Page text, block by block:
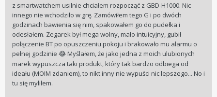
z smartwatchem usilnie chciałem rozpocząć z GBD-H1000. Nic
innego nie wchodziło w grę. Zamówiłem tego G i po dwóch
godzinach bawienia się nim, spakowałem go do pudełka i
odesłałem. Zegarek był mega wolny, mało intuicyjny, gubił
połączenie BT po opuszczeniu pokoju i brakowało mu alarmu o
pełnej godzinie 😂 Myślałem, że jako jedna z moich ulubionych
marek wypuszcza taki produkt, który tak bardzo odbiega od
ideału (MOIM zdaniem), to nikt inny nie wypuści nic lepszego... No i
tu się myliłem.